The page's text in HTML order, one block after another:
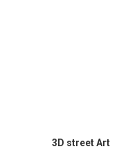
3D street Art